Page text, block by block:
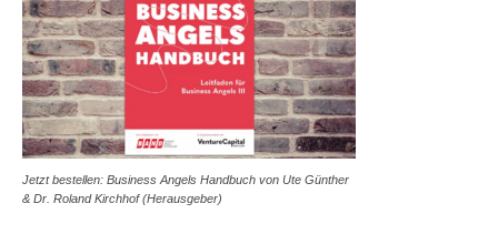
Jetzt bestellen: Business Angels Handbuch von Ute Günther
& Dr. Roland Kirchhof (Herausgeber)